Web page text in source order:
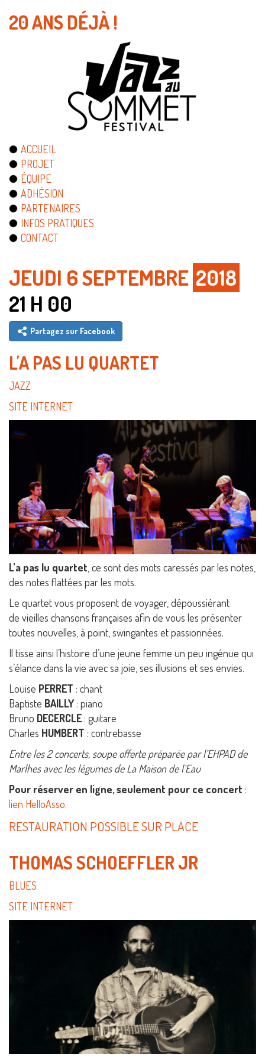
20 ANS DÉJÀ !
ACCUEIL
PROJET
ÉQUIPE
ADHÉSION
PARTENAIRES
INFOS PRATIQUES
CONTACT
JEUDI 6 SEPTEMBRE 2018
21 H 00
Partagez sur Facebook
L'A PAS LU QUARTET
JAZZ
SITE INTERNET
L’a pas lu quartet , ce sont des mots caressés par les notes,
des notes flattées par les mots.
Le quartet vous proposent de voyager, dépoussiérant
de vieilles chansons françaises afin de vous les présenter
toutes nouvelles, à point, swingantes et passionnées.
Il tisse ainsi l’histoire d’une jeune femme un peu ingénue qui
s’élance dans la vie avec sa joie, ses illusions et ses envies.
Louise PERRET : chant
Baptiste BAILLY : piano
Bruno DECERCLE : guitare
Charles HUMBERT : contrebasse
Entre les 2 concerts, soupe offerte préparée par l’EHPAD de
Marlhes avec les légumes de La Maison de l’Eau
Pour réserver en ligne, seulement pour ce concert :
lien HelloAsso.
RESTAURATION POSSIBLE SUR PLACE
THOMAS SCHOEFFLER JR
BLUES
SITE INTERNET